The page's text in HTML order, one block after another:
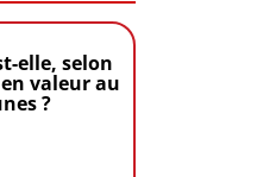
elle, selon
valeur au
?